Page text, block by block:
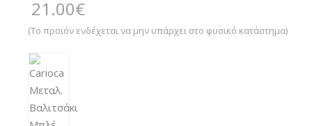
21.00€
(Το προϊόν ενδέχεται να μην υπάρχει στο φυσικό κατάστημα)